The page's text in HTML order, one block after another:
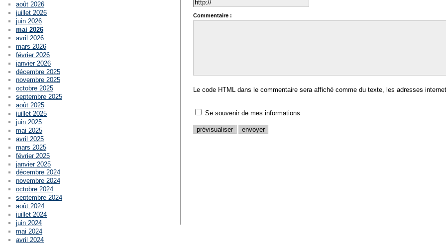
Commentaire :
Le code HTML dans le commentaire sera affiché comme du texte, les adresses
Se souvenir de mes informations
août 2026
juillet 2026
juin 2026
mai 2026
avril 2026
mars 2026
février 2026
janvier 2026
décembre 2025
novembre 2025
octobre 2025
septembre 2025
août 2025
juillet 2025
juin 2025
mai 2025
avril 2025
mars 2025
février 2025
janvier 2025
décembre 2024
novembre 2024
octobre 2024
septembre 2024
août 2024
juillet 2024
juin 2024
mai 2024
avril 2024